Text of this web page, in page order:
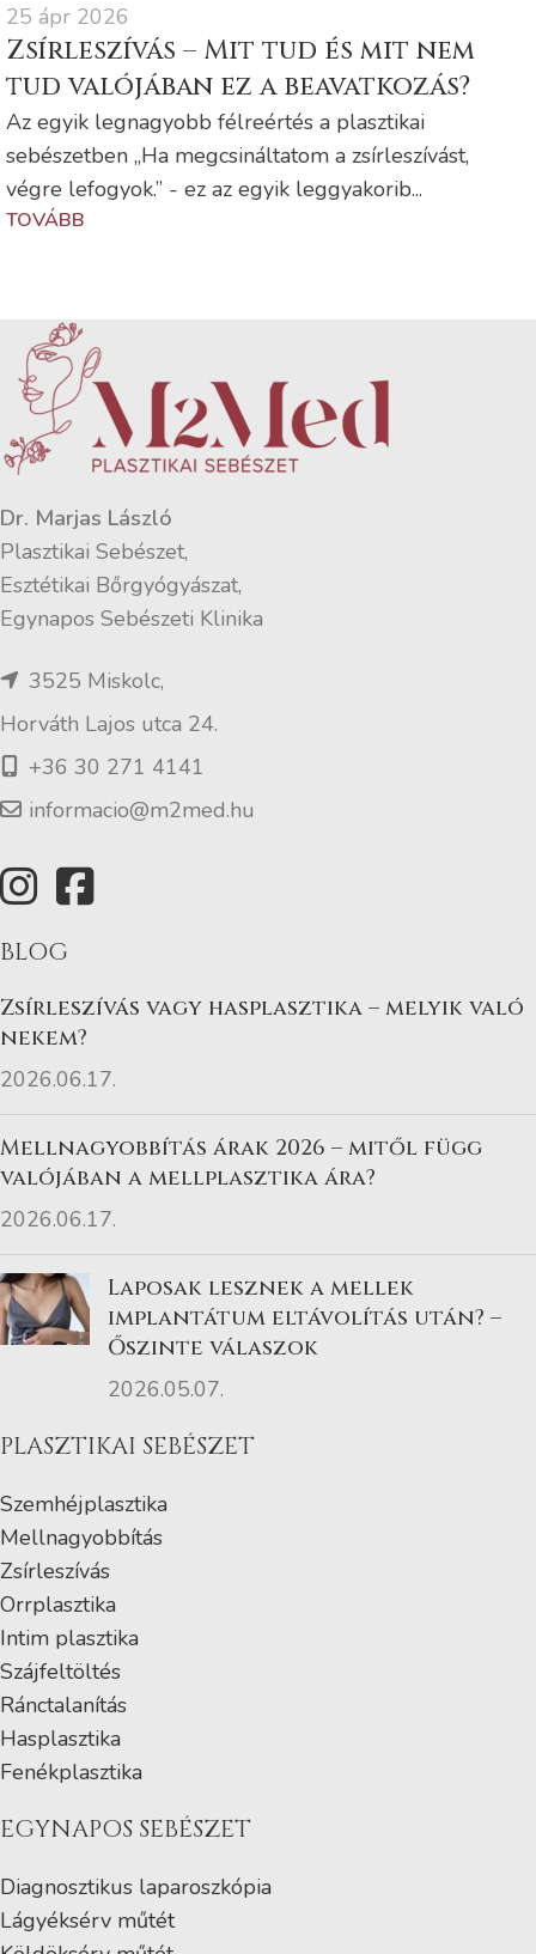
25 ápr 2026
Zsírleszívás – Mit tud és mit nem
tud valójában ez a beavatkozás?
Az egyik legnagyobb félreértés a plasztikai
sebészetben „Ha megcsináltatom a zsírleszívást,
végre lefogyok.” - ez az egyik leggyakorib...
TOVÁBB
Dr. Marjas László
Plasztikai Sebészet,
Esztétikai Bőrgyógyászat,
Egynapos Sebészeti Klinika
3525 Miskolc,
Horváth Lajos utca 24.
+36 30 271 4141
informacio@m2med.hu
BLOG
Zsírleszívás vagy hasplasztika – melyik való
nekem?
2026.06.17.
Mellnagyobbítás árak 2026 – mitől függ
valójában a mellplasztika ára?
2026.06.17.
Laposak lesznek a mellek
implantátum eltávolítás után? –
Őszinte válaszok
2026.05.07.
PLASZTIKAI SEBÉSZET
Szemhéjplasztika
Mellnagyobbítás
Zsírleszívás
Orrplasztika
Intim plasztika
Szájfeltöltés
Ránctalanítás
Hasplasztika
Fenékplasztika
EGYNAPOS SEBÉSZET
Diagnosztikus laparoszkópia
Lágyéksérv műtét